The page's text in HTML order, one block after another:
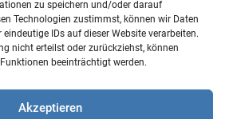
zu speichern und/oder darauf
Technologien zustimmst, können wir Daten
IDs auf dieser Website verarbeiten.
nicht erteilst oder zurückziehst, können
beeinträchtigt werden.
Akzeptieren
60